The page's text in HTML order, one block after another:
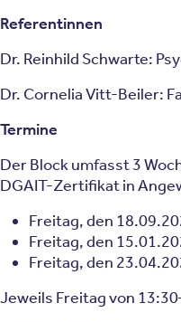
Referentinnen
Dr. Reinhild Schwarte:
Dr. Cornelia Vitt-Beiler:
Termine
Der Block umfasst 3
DGAIT-Zertifikat in
Freitag, den
Freitag, den
Freitag, den
Jeweils Freitag von